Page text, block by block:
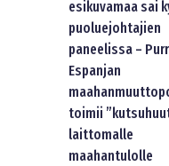
esikuvamaa sai
puoluejohtajien
paneelissa –
Espanjan
toimii
laittomalle
maahantulolle